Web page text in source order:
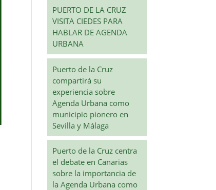
PUERTO DE LA CRUZ
VISITA CIEDES PARA
HABLAR DE AGENDA
URBANA
Puerto de la Cruz
compartirá su
experiencia sobre
Agenda Urbana como
municipio pionero en
Sevilla y Málaga
Puerto de la Cruz centra
el debate en Canarias
sobre la importancia de
la Agenda Urbana como